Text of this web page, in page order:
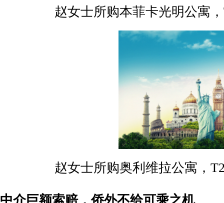
赵女士所购本菲卡光明公寓
赵女士所购奥利维拉公寓，